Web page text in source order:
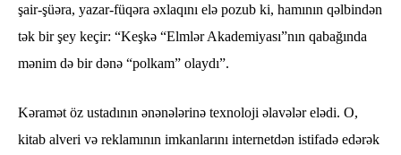
şair-şüəra, yazar-füqəra əxlaqını elə pozub ki, hamının qəlbindən
tək bir şey keçir: “Keşkə “Elmlər Akademiyası”nın qabağında
mənim də bir dənə “polkam” olaydı”.
Kəramət öz ustadının ənənələrinə texnoloji əlavələr elədi. O,
kitab alveri və reklamının imkanlarını internetdən istifadə edərək